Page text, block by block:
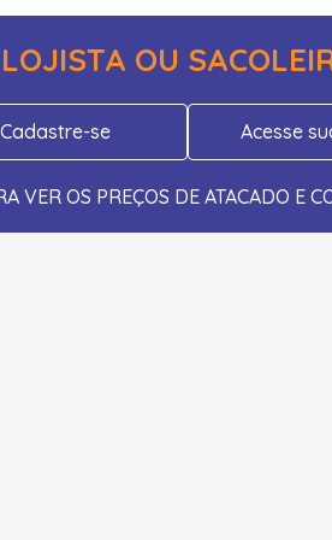
LOJISTA OU
Cadastre-se Acesse
VER OS PREÇOS DE ATACADO E